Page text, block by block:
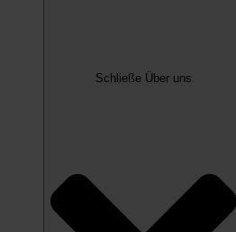
Schließe Über uns